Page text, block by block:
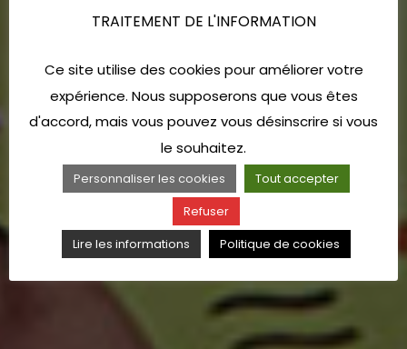
TRAITEMENT DE L'INFORMATION
Ce site utilise des cookies pour améliorer votre
expérience. Nous supposerons que vous êtes
d'accord, mais vous pouvez vous désinscrire si vous
le souhaitez.
Personnaliser les cookies
Tout accepter
Refuser
Lire les informations
Politique de cookies